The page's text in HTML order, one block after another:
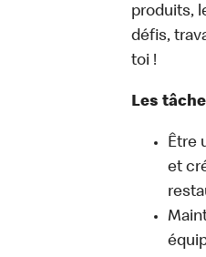
produits,
défis,
toi !
Les
Être
et